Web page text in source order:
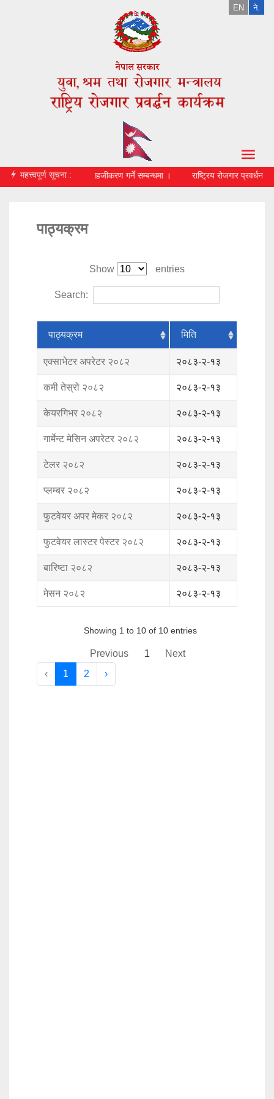
EN ने.
महत्त्वपूर्ण सूचना :
प्रचार प्रसार तथा सहजीकरण गर्ने सम्बन्धमा । राष्ट्रिय रोजगार प्रवर्धन
पाठ्यक्रम
Show entries
Search:
पाठ्यक्रम मिति
एक्साभेटर अपरेटर २०८२ २०८३-२-१३
कमी तेस्रो २०८२ २०८३-२-१३
केयरगिभर २०८२ २०८३-२-१३
गार्मेन्ट मेसिन अपरेटर २०८२ २०८३-२-१३
टेलर २०८२ २०८३-२-१३
प्लम्बर २०८२ २०८३-२-१३
फुटवेयर अपर मेकर २०८२ २०८३-२-१३
फुटवेयर लास्टर पेस्टर २०८२ २०८३-२-१३
बारिष्टा २०८२ २०८३-२-१३
मेसन २०८२ २०८३-२-१३
Showing 1 to 10 of 10 entries
Previous 1
Next
‹
1 2 ›